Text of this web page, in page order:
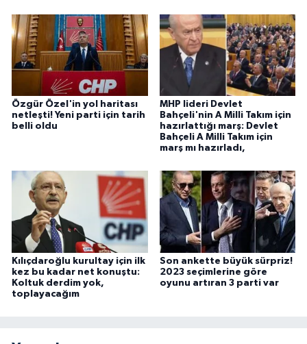
Özgür Özel'in yol haritası
netleşti! Yeni parti için tarih
belli oldu
MHP lideri Devlet
Bahçeli'nin A Milli Takım için
hazırlattığı marş: Devlet
Bahçeli A Milli Takım için
marş mı hazırladı,
Kılıçdaroğlu kurultay için ilk
kez bu kadar net konuştu:
Koltuk derdim yok,
toplayacağım
Son ankette büyük sürpriz!
2023 seçimlerine göre
oyunu artıran 3 parti var